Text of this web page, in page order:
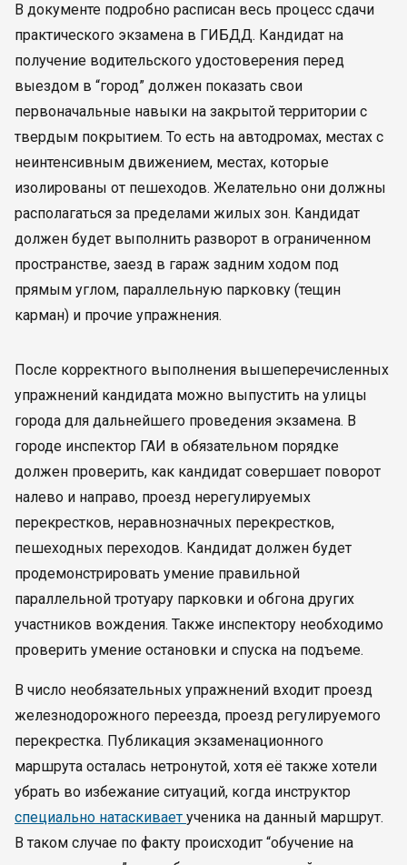
В документе подробно расписан весь процесс сдачи
практического экзамена в ГИБДД. Кандидат на
получение водительского удостоверения перед
выездом в “город” должен показать свои
первоначальные навыки на закрытой территории с
твердым покрытием. То есть на автодромах, местах с
неинтенсивным движением, местах, которые
изолированы от пешеходов. Желательно они должны
располагаться за пределами жилых зон. Кандидат
должен будет выполнить разворот в ограниченном
пространстве, заезд в гараж задним ходом под
прямым углом, параллельную парковку (тещин
карман) и прочие упражнения.
После корректного выполнения вышеперечисленных
упражнений кандидата можно выпустить на улицы
города для дальнейшего проведения экзамена. В
городе инспектор ГАИ в обязательном порядке
должен проверить, как кандидат совершает поворот
налево и направо, проезд нерегулируемых
перекрестков, неравнозначных перекрестков,
пешеходных переходов. Кандидат должен будет
продемонстрировать умение правильной
параллельной тротуару парковки и обгона других
участников вождения. Также инспектору необходимо
проверить умение остановки и спуска на подъеме.
В число необязательных упражнений входит проезд
железнодорожного переезда, проезд регулируемого
перекрестка. Публикация экзаменационного
маршрута осталась нетронутой, хотя её также хотели
убрать во избежание ситуаций, когда инструктор
специально натаскивает ученика на данный маршрут.
В таком случае по факту происходит “обучение на